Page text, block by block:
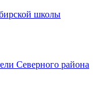
школы
Северного района